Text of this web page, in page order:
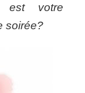
votre
soirée?